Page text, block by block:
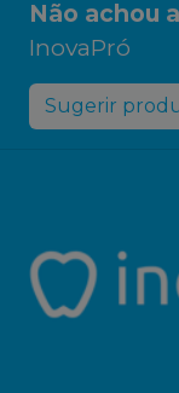
Não achou
InovaPró
Sugerir